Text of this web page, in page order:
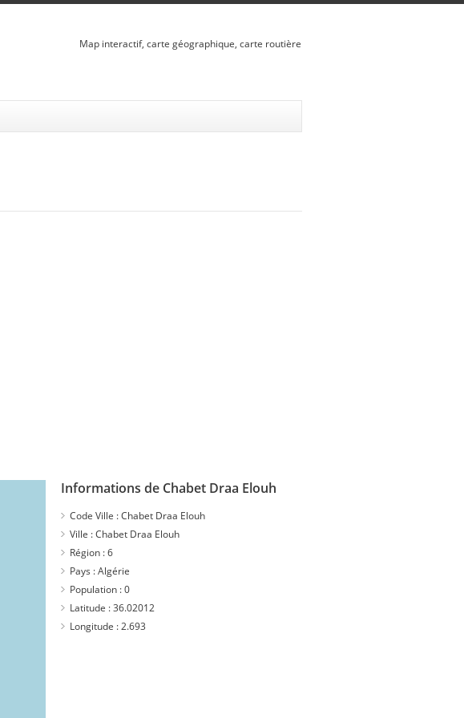
Map interactif, carte géographique, carte routière
Informations de Chabet Draa Elouh
Code Ville :Chabet Draa Elouh
Ville :Chabet Draa Elouh
Région :6
Pays :Algérie
Population :0
Latitude :36.02012
Longitude :2.693